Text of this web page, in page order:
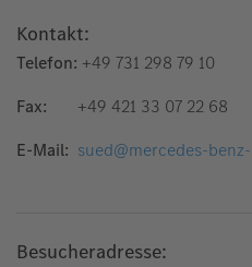
Kontakt:
Telefon: +49 731 298 79 10
Fax:
+49 421 33 07 22 68
E-Mail: sued@mercedes-
Besucheradresse: